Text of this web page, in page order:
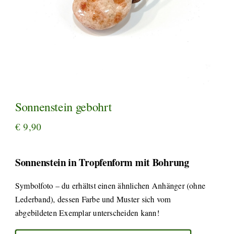
Sonnenstein gebohrt
€ 9,90
Sonnenstein in Tropfenform mit Bohrung
Symbolfoto – du erhältst einen ähnlichen Anhänger (ohne
Lederband), dessen Farbe und Muster sich vom
abgebildeten Exemplar unterscheiden kann!